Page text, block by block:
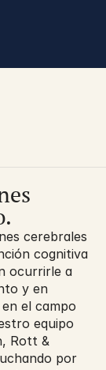
cerebrales
cognitiva
ocurrirle a
y en
el campo
equipo
Rott &
por